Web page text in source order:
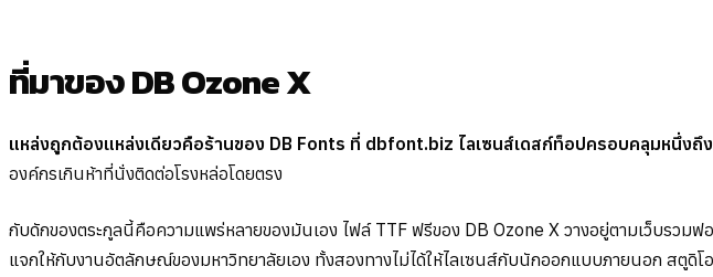
ที่มาของ DB Ozone X
แหล่งถูกต้องแหล่งเดียวคือร้านของ DB Fonts ที่ dbfont.biz ไลเซนส์เดสก์ท็อปครอบคลุมหนึ่งถึ
องค์กรเกินห้าที่นั่งติดต่อโรงหล่อโดยตรง
กับดักของตระกูลนี้คือความแพร่หลายของมันเอง ไฟล์ TTF ฟรีของ DB Ozone X วางอยู่ตามเว็บร
แจกให้กับงานอัตลักษณ์ของมหาวิทยาลัยเอง ทั้งสองทางไม่ได้ให้ไลเซนส์กับนักออกแบบภายนอก สตูดิ